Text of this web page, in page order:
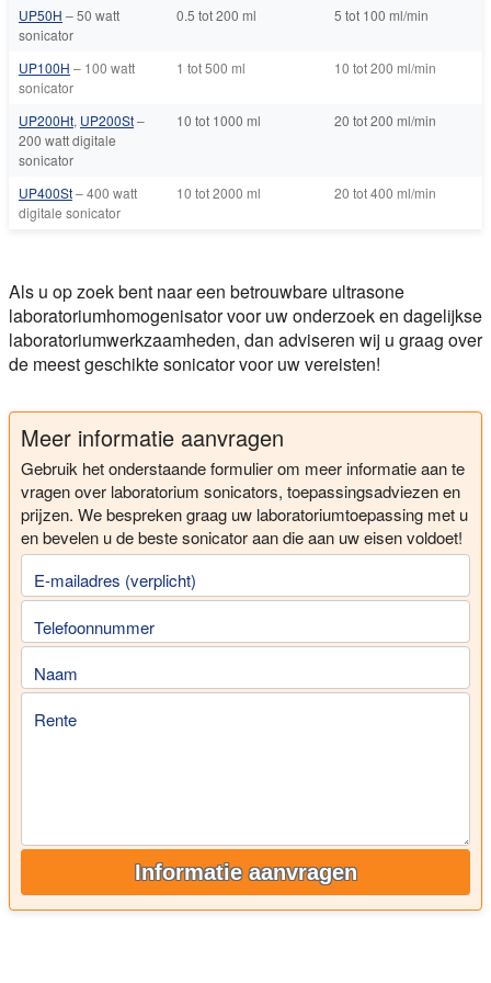
UP50H – 50 watt
sonicator
0.5 tot 200 ml 5 tot 100 ml/min
UP100H – 100 watt
sonicator
1 tot 500 ml 10 tot 200 ml/min
UP200Ht, UP200St–
200 watt digitale
sonicator
10 tot 1000 ml 20 tot 200 ml/min
UP400St– 400 watt
digitale sonicator
10 tot 2000 ml 20 tot 400 ml/min
Als u op zoek bent naar een betrouwbare ultrasone
laboratoriumhomogenisator voor uw onderzoek en dagelijkse
laboratoriumwerkzaamheden, dan adviseren wij u graag over
de meest geschikte sonicator voor uw vereisten!
Meer informatie aanvragen
Gebruik het onderstaande formulier om meer informatie aan te
vragen over laboratorium sonicators, toepassingsadviezen en
prijzen. We bespreken graag uw laboratoriumtoepassing met u
en bevelen u de beste sonicator aan die aan uw eisen voldoet!
E-mailadres (verplicht)
Telefoonnummer
Naam
Rente
Informatie aanvragen